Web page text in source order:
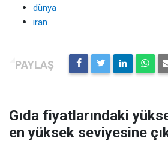
dünya
iran
Gıda fiyatlarındaki
en yüksek seviyesine